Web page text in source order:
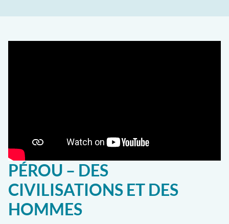
PÉROU – DES
CIVILISATIONS ET DES
HOMMES